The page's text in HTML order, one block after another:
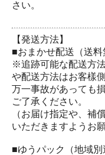
さい。
【発送方法】
■おまかせ配送（送料
※追跡可能な配送方
や配送方法はお客樣
万一事故があっても
ご了承ください。
（お届け指定や、補
いただきますようお
■ゆうパック（地域